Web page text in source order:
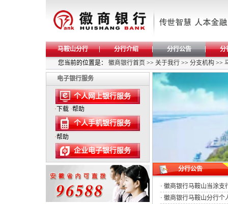
马鞍山分行 分行介绍 分行公告
分
您当前的位置是： 徽商银行首页 >> 关于我行 >> 分支机构 >>
电子银行服务
个人网上银行服务
· 下载 ·帮助
个人手机银行服务
·帮助
企业电子银行服务
分行公告
· 徽商银行马鞍山当涂支
· 徽商银行马鞍山分行个